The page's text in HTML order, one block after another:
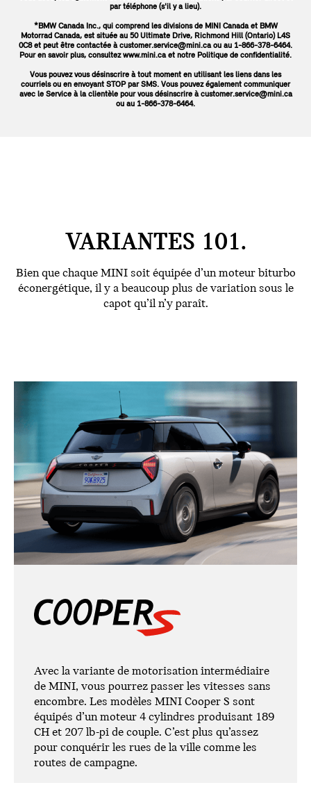
par téléphone (s'il y a lieu).
*BMW Canada Inc., qui comprend les divisions de MINI Canada et BMW
Motorrad Canada, est située au 50 Ultimate Drive, Richmond Hill (Ontario) L4S
0C8 et peut être contactée à customer.service@mini.ca ou au 1-866-378-6464.
Pour en savoir plus, consultez www.mini.ca et notre Politique de confidentialité.
Vous pouvez vous désinscrire à tout moment en utilisant les liens dans les
courriels ou en envoyant STOP par SMS. Vous pouvez également communiquer
avec le Service à la clientèle pour vous désinscrire à customer.service@mini.ca
ou au 1-866-378-6464.
VARIANTES 101.
Bien que chaque MINI soit équipée d’un moteur biturbo
éconergétique, il y a beaucoup plus de variation sous le
capot qu’il n’y paraît.
Avec la variante de motorisation intermédiaire
de MINI, vous pourrez passer les vitesses sans
encombre. Les modèles MINI Cooper S sont
équipés d’un moteur 4 cylindres produisant 189
CH et 207 lb-pi de couple. C’est plus qu’assez
pour conquérir les rues de la ville comme les
routes de campagne.